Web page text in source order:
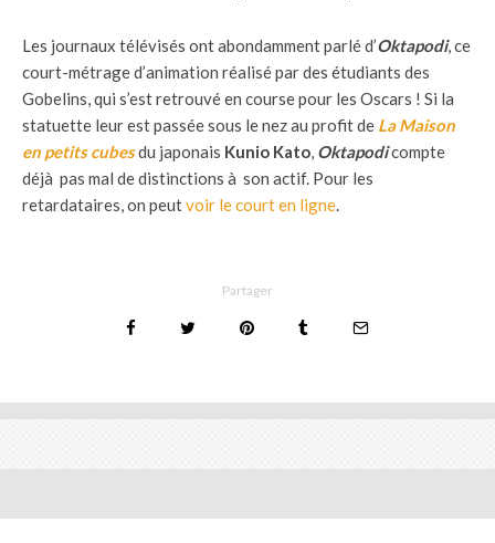
Les journaux télévisés ont abondamment parlé d’Oktapodi, ce
court-métrage d’animation réalisé par des étudiants des
Gobelins, qui s’est retrouvé en course pour les Oscars ! Si la
statuette leur est passée sous le nez au profit de La Maison
en petits cubesdu japonais Kunio Kato, Oktapodicompte
déjà pas mal de distinctions à son actif. Pour les
retardataires, on peutvoir le court en ligne.
Partager